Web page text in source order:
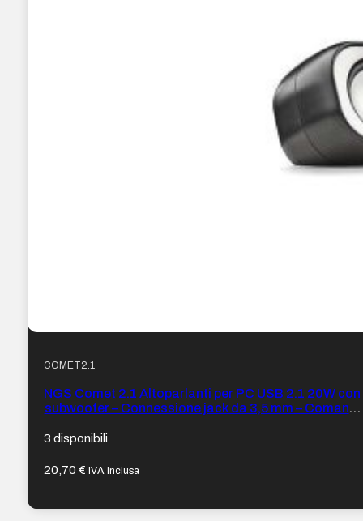
COMET2.1
NGS Comet 2.1 Altoparlanti per PC USB 2.1 20W con
subwoofer – Connessione jack da 3,5 mm – Comandi
3 disponibili
20,70€ IVA inclusa